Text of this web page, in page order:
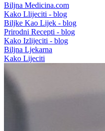
Biljna Medicina.com
Kako Llijeciti - blog
Biljke Kao Lijek - blog
Prirodni Recepti - blog
Kako Izlijeciti - blog
Biljna Ljekarna
Kako Lijeciti